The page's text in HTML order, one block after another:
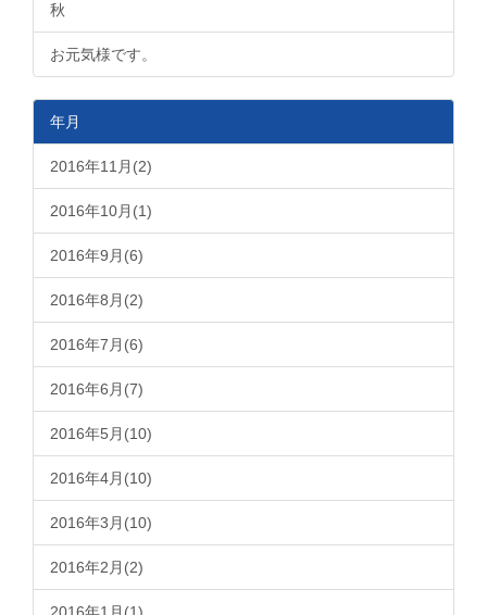
秋
お元気様です。
年月
2016年11月(2)
2016年10月(1)
2016年9月(6)
2016年8月(2)
2016年7月(6)
2016年6月(7)
2016年5月(10)
2016年4月(10)
2016年3月(10)
2016年2月(2)